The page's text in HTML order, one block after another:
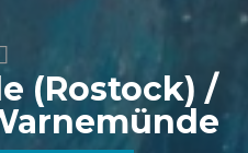
(Rostock) /